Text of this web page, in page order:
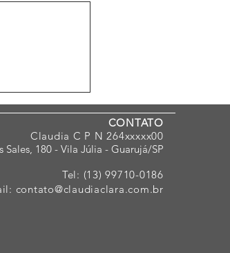
CONTATO
Claudia C P N 264xxxxx00
Sales, 180 - Vila Júlia - Guarujá/SP
Tel: (13) 99710-0186
contato@claudiaclara.com.br